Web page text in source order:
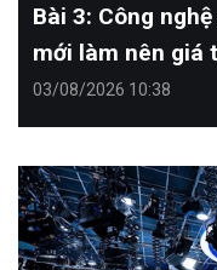
Bài 3: Công
mới làm nên giá
03/08/2026 10:38